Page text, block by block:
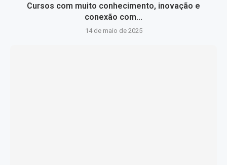
Cursos com muito conhecimento, inovação e
conexão com...
14 de maio de 2025